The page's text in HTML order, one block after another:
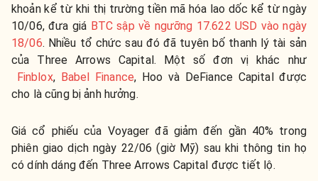
khoản kể từ khi thị trường tiền mã hóa lao dốc kể từ ngày
10/06, đưa giá BTC sập về ngưỡng 17.622 USD vào ngày
18/06. Nhiều tổ chức sau đó đã tuyên bố thanh lý tài sản
của Three Arrows Capital. Một số đơn vị khác như
Finblox, Babel Finance, Hoo và DeFiance Capital được
cho là cũng bị ảnh hưởng.
Giá cổ phiếu của Voyager đã giảm đến gần 40% trong
phiên giao dịch ngày 22/06 (giờ Mỹ) sau khi thông tin họ
có dính dáng đến Three Arrows Capital được tiết lộ.